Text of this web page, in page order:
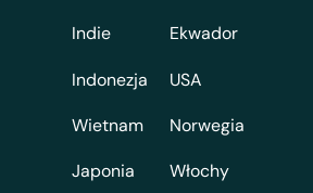
Indie
Indonezja
Wietnam
Japonia
Ekwador
USA
Norwegia
Włochy